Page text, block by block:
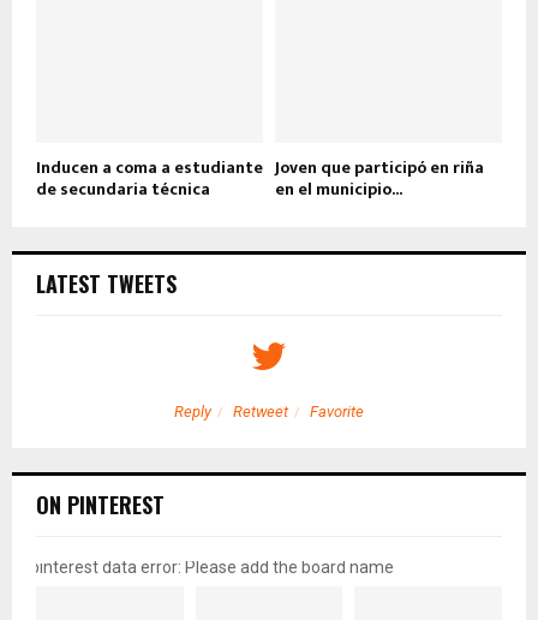
Inducen a coma a estudiante
de secundaria técnica
Joven que participó en riña
en el municipio...
LATEST TWEETS
Reply Retweet Favorite
ON PINTEREST
pinterest data error: Please add the board name